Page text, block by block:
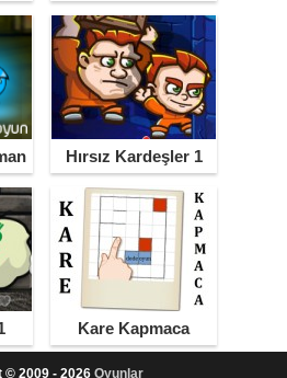
Hırsız Kardeşler 1
Kare Kapmaca
© 2009 - 2026 Oyunlar